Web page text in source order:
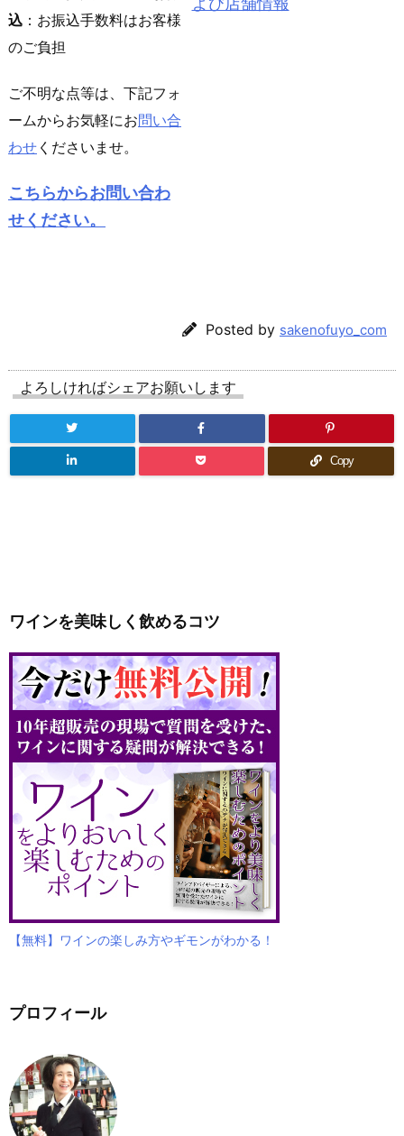
込 ：お振込手数料はお客様
のご負担
ご不明な点等は、下記フォ
ームからお気軽にお問い合
わせ くださいませ。
こちらからお問い合わ
せください。
Posted by sakenofuyo_com
よろしければシェアお願いします
Copy
ワインを美味しく飲めるコツ
【無料】ワインの楽しみ方やギモンがわかる！
プロフィール